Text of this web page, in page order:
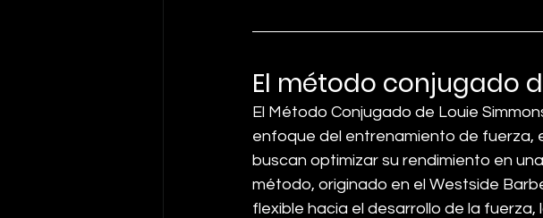
El método conjugado
El Método Conjugado de Louie
enfoque del entrenamiento de fuerza,
buscan optimizar su rendimiento en
método, originado en el Westside
flexible hacia el desarrollo de la